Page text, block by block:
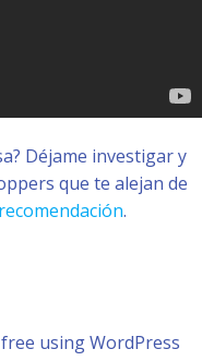
Déjame investigar y
que te alejan de
recomendación.
using WordPress